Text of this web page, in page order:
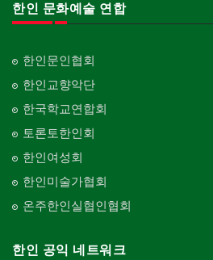
한인 문화예술 연합
한인문인협회
한인교향악단
한국학교연합회
토론토한인회
한인여성회
한인미술가협회
온주한인실협인협회
한인 공익 네트워크